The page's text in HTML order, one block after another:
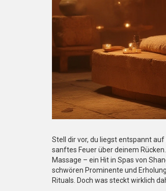
Stell dir vor, du liegst entspannt
sanftes Feuer über deinem
Massage – ein Hit in Spas von
schwören Prominente und
Rituals. Doch was steckt wirklich